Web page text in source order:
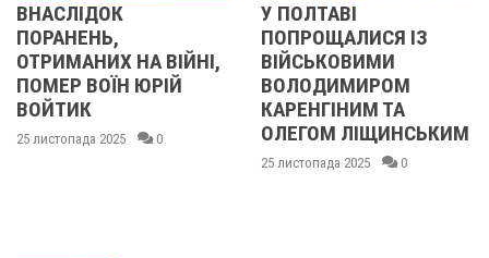
ВІЙНІ,
У ПОЛТАВІ
ПОПРОЩАЛИСЯ ІЗ
ВІЙСЬКОВИМИ
ВОЛОДИМИРОМ
ОЛЕГОМ ЛІЩИНСЬКИМ
БІЙЦЯМИ
ІВАЩЕНКОМ,
ДМИТРОМ